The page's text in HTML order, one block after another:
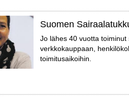
Suomen
Jo lähes 40 vuotta
verkkokauppaan,
toimitusaikoihin.